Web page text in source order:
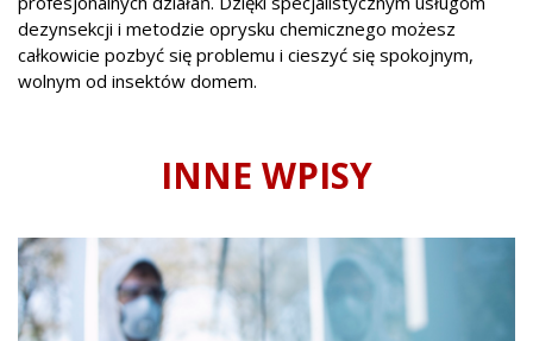
dezynsekcji i metodzie oprysku chemicznego możesz
całkowicie pozbyć się problemu i cieszyć się spokojnym,
wolnym od insektów domem.
INNE WPISY